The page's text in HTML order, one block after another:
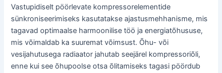
Vastupidiselt pöörlevate kompressorelementide
sünkroniseerimiseks kasutatakse ajastusmehhanisme, mis
tagavad optimaalse harmoonilise töö ja energiatõhususe,
mis võimaldab ka suuremat võimsust. Õhu- või
vesijahutusega radiaator jahutab seejärel kompressoriõli,
enne kui see õhupoolse otsa õlitamiseks tagasi pöördub